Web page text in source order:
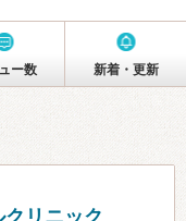
ー数 新着・更新